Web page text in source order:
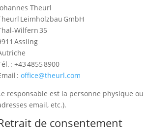
Theurl
Leimholzbau GmbH
35
Assling
: +43 4855 8900
:office@theurl.com
responsable est la personne physique
email, etc.).
de consentement